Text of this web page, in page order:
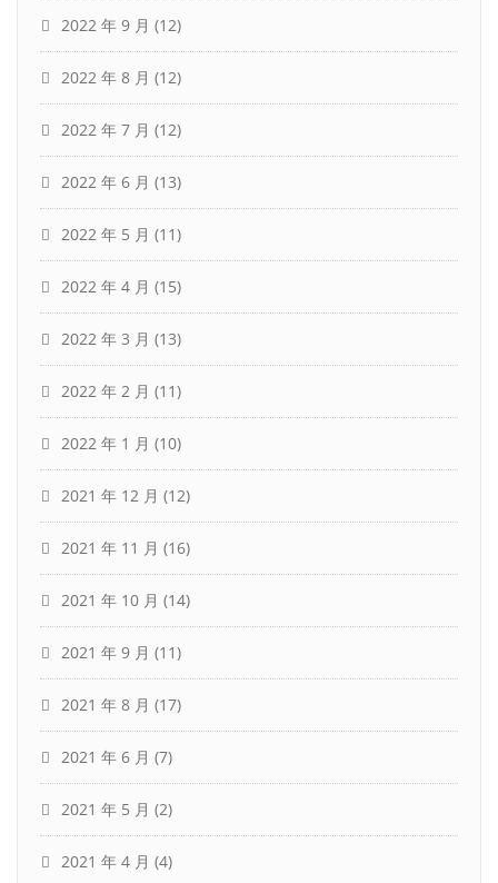
2022 年 9 月 (12)
2022 年 8 月 (12)
2022 年 7 月 (12)
2022 年 6 月 (13)
2022 年 5 月 (11)
2022 年 4 月 (15)
2022 年 3 月 (13)
2022 年 2 月 (11)
2022 年 1 月 (10)
2021 年 12 月 (12)
2021 年 11 月 (16)
2021 年 10 月 (14)
2021 年 9 月 (11)
2021 年 8 月 (17)
2021 年 6 月 (7)
2021 年 5 月 (2)
2021 年 4 月 (4)